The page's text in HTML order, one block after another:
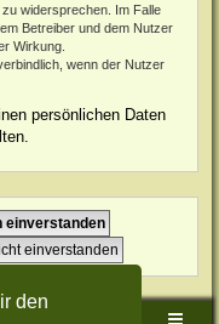
den
widersprechen. Im Falle
Betreiber und dem Nutzer
Wirkung.
wenn der Nutzer
persönlichen Daten
Übersicht